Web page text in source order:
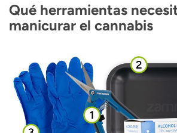
Qué herramientas
manicurar el cannabis